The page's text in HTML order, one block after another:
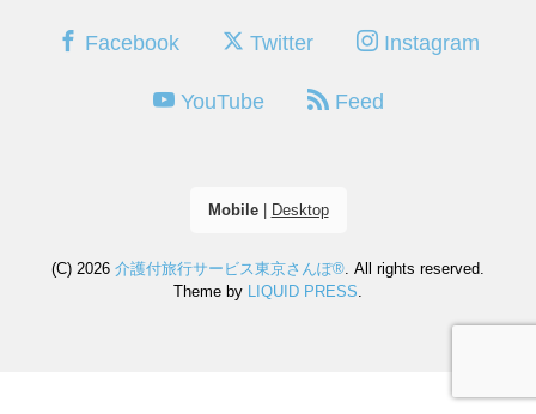
Facebook Twitter Instagram
YouTube Feed
Mobile| Desktop
(C) 2026 介護付旅行サービス東京さんぽ®. All rights reserved.
Theme by LIQUID PRESS.